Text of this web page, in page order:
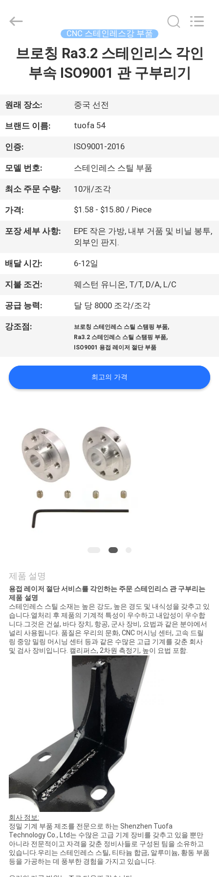
품
우
리
한
것
공
장
투
어
품
질
뉴
스
인
용
오
사
이
트
2021
Technology
CNC 스테인레스강 부품
브로칭 Ra3.2 스테인리스 각인
부속 ISO9001 관 구부리기
원래 장소: 중국 선전
브랜드 이름: tuofa 54
인증: ISO9001-2016
모델 번호: 스테인레스 스틸 부품
최소 주문 수량: 10개/조각
가격: $1.58 - $15.80 / Piece
포장 세부 사항:
EPE 작은 가방, 내부 거품 및 비닐 봉투,
외부인 판지.
배달 시간: 6-12일
지불 조건: 웨스턴 유니온, T/T, D/A, L/C
공급 능력: 달 당 8000 조각/조각
강조점: 브로칭 스테인레스 스틸 스탬핑 부품,
Ra3.2 스테인레스 스틸 스탬핑 부품,
ISO9001 용접 레이저 절단 부품
최고의 가격
제품 설명
용접 레이저 절단 서비스를 각인하는 주문 스테인리스 관 구부리는
제품 설명
스테인레스 스틸 소재는 높은 강도, 높은 경도 및 내식성을 갖추고 있
습니다.열처리 후 제품의 기계적 특성이 우수하고 내압성이 우수합
니다.그것은 건설, 바다 장치, 항공, 군사 장비, 요법과 같은 분야에서
널리 사용됩니다. 품질은 우리의 문화, CNC 머시닝 센터, 고속 드릴
링 중앙 밀링 머시닝 센터 등과 같은 수많은 고급 기계를 갖춘 회사
및 검사 장비입니다. 캘리퍼스, 2차원 측정기, 높이 요법 포함.
회사 정보:
정밀 기계 부품 제조를 전문으로 하는 Shenzhen Tuofa
Technology Co., Ltd는 수많은 고급 기계 장비를 갖추고 있을 뿐만
아니라 전문적이고 자격을 갖춘 정비사들로 구성된 팀을 소유하고
있습니다.우리는 스테인레스 스틸, 티타늄 합금, 알루미늄, 황동 부품
등을 가공하는 데 풍부한 경험을 가지고 있습니다.